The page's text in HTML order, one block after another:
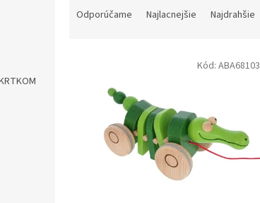
Odporúčame Najlacnejšie Najdrahšie
Kód: ABA68103